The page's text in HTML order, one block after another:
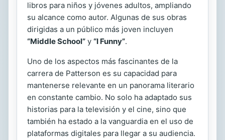
libros para niños y jóvenes adultos, ampliando
su alcance como autor. Algunas de sus obras
dirigidas a un público más joven incluyen
“Middle School” y “I Funny”.
Uno de los aspectos más fascinantes de la
carrera de Patterson es su capacidad para
mantenerse relevante en un panorama literario
en constante cambio. No solo ha adaptado sus
historias para la televisión y el cine, sino que
también ha estado a la vanguardia en el uso de
plataformas digitales para llegar a su audiencia.